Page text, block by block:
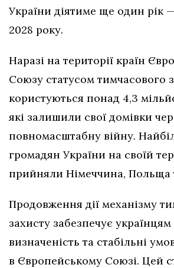
України діятиме ще один рік
2028 року.
Наразі на території країн
Союзу статусом тимчасового
користуються понад 4,3
які залишили свої домівки
повномасштабну війну.
громадян України на своїй
прийняли Німеччина, Польща
Продовження дії механізму
захисту забезпечує
визначеність та стабільні
в Європейському Союзі. Цей